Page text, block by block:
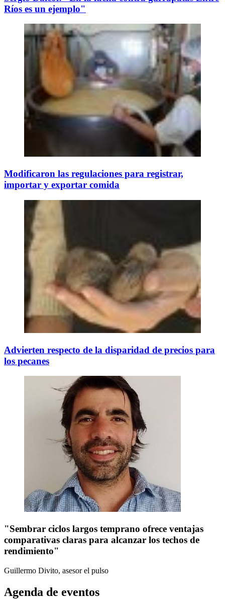
Ríos es un ejemplo"
Modificaron las regulaciones para registrar,
importar y exportar comida
Advierten respecto de la disparidad de precios para
los pecanes
"Sembrar ciclos largos temprano ofrece ventajas
comparativas claras para alcanzar los techos de
rendimiento"
Guillermo Divito, asesor el pulso
Agenda de eventos